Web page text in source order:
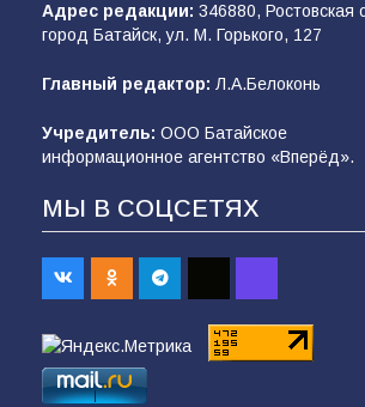
Адрес редакции: 346880, Ростовская
город Батайск, ул. М. Горького, 127
Главный редактор: Л.А.Белоконь
Учредитель: ООО Батайское
информационное агентство «Вперёд».
МЫ В СОЦСЕТЯХ